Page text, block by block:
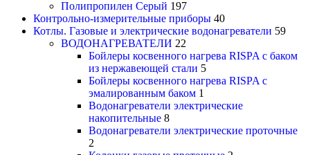
Полипропилен Серый 197
Контрольно-измерительные приборы 40
Котлы. Газовые и электрические водонагреватели 59
ВОДОНАГРЕВАТЕЛИ 22
Бойлеры косвенного нагрева RISPA с баком
из нержавеющей стали 5
Бойлеры косвенного нагрева RISPA с
эмалированным баком 1
Водонагреватели электрические
накопительные 8
Водонагреватели электрические проточные
2